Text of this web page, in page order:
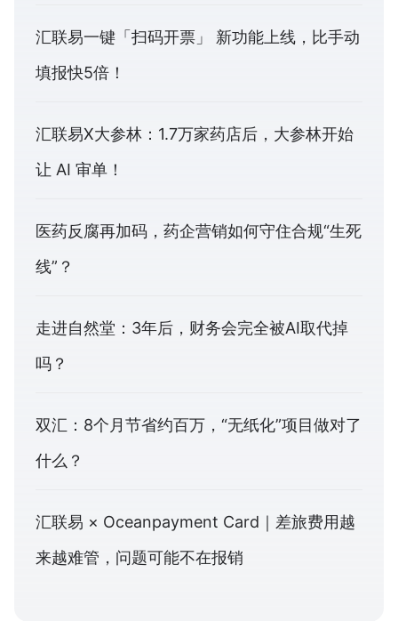
汇联易一键「扫码开票」 新功能上线，比手动
填报快5倍！
汇联易X大参林：1.7万家药店后，大参林开始
让 AI 审单！
医药反腐再加码，药企营销如何守住合规“生死
线”？
走进自然堂：3年后，财务会完全被AI取代掉
吗？
双汇：8个月节省约百万，“无纸化”项目做对了
什么？
汇联易 × Oceanpayment Card｜差旅费用越
来越难管，问题可能不在报销